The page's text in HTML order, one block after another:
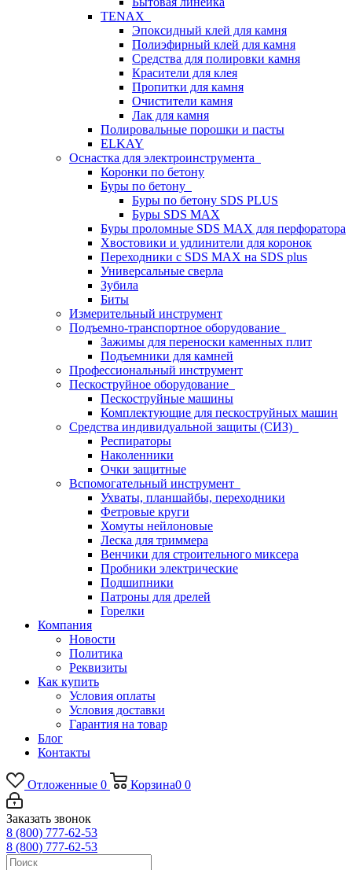
TENAX
Эпоксидный клей для камня
Полиэфирный клей для камня
Средства для полировки камня
Красители для клея
Пропитки для камня
Очистители камня
Лак для камня
Полировальные порошки и пасты
ELKAY
Оснастка для электроинструмента
Коронки по бетону
Буры по бетону
Буры по бетону SDS PLUS
Буры SDS MAX
Буры проломные SDS MAX для перфоратора
Хвостовики и удлинители для коронок
Переходники с SDS MAX на SDS plus
Универсальные сверла
Зубила
Биты
Измерительный инструмент
Подъемно-транспортное оборудование
Зажимы для переноски каменных плит
Подъемники для камней
Профессиональный инструмент
Пескоструйное оборудование
Пескоструйные машины
Комплектующие для пескоструйных машин
Средства индивидуальной защиты (СИЗ)
Респираторы
Наколенники
Очки защитные
Вспомогательный инструмент
Ухваты, планшайбы, переходники
Фетровые круги
Хомуты нейлоновые
Леска для триммера
Венчики для строительного миксера
Пробники электрические
Подшипники
Патроны для дрелей
Горелки
Компания
Новости
Политика
Реквизиты
Как купить
Условия оплаты
Условия доставки
Гарантия на товар
Блог
Контакты
Отложенные 0 Корзина0 0
Заказать звонок
8 (800) 777-62-53
8 (800) 777-62-53